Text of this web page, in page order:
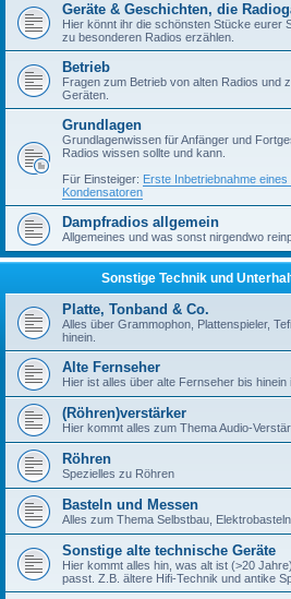
Geräte & Geschichten, die
Hier könnt ihr die schönsten Stücke eurer
zu besonderen Radios erzählen.
Betrieb
Fragen zum Betrieb von alten Radios und
Geräten.
Grundlagen
Grundlagenwissen für Anfänger und
Radios wissen sollte und kann.
Für Einsteiger: Erste Inbetriebnahme
Kondensatoren
Dampfradios allgemein
Allgemeines und was sonst nirgendwo
Sonstige Technik und
Platte, Tonband & Co.
Alles über Grammophon, Plattenspieler,
hinein.
Alte Fernseher
Hier ist alles über alte Fernseher bis hinein
(Röhren)verstärker
Hier kommt alles zum Thema Audio-
Röhren
Spezielles zu Röhren
Basteln und Messen
Alles zum Thema Selbstbau,
Sonstige alte technische Geräte
Hier kommt alles hin, was alt ist (>20
passt. Z.B. ältere Hifi-Technik und antike